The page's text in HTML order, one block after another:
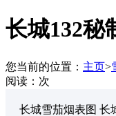
长城132秘
您当前的位置： 主页>
阅读： 次
长城雪茄烟表图 长